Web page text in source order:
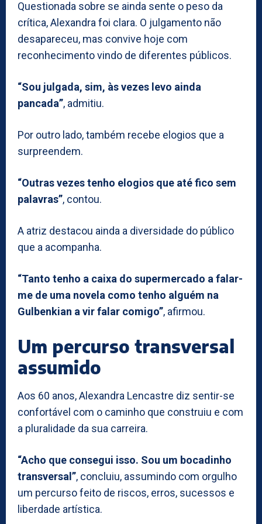
Questionada sobre se ainda sente o peso da
crítica, Alexandra foi clara. O julgamento não
desapareceu, mas convive hoje com
reconhecimento vindo de diferentes públicos.
“Sou julgada, sim, às vezes levo ainda
pancada”, admitiu.
Por outro lado, também recebe elogios que a
surpreendem.
“Outras vezes tenho elogios que até fico sem
palavras”, contou.
A atriz destacou ainda a diversidade do público
que a acompanha.
“Tanto tenho a caixa do supermercado a falar-
me de uma novela como tenho alguém na
Gulbenkian a vir falar comigo”, afirmou.
Um percurso transversal
assumido
Aos 60 anos, Alexandra Lencastre diz sentir-se
confortável com o caminho que construiu e com
a pluralidade da sua carreira.
“Acho que consegui isso. Sou um bocadinho
transversal”, concluiu, assumindo com orgulho
um percurso feito de riscos, erros, sucessos e
liberdade artística.